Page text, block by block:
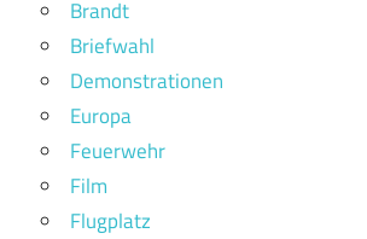
Brandt
Briefwahl
Demonstrationen
Europa
Feuerwehr
Film
Flugplatz